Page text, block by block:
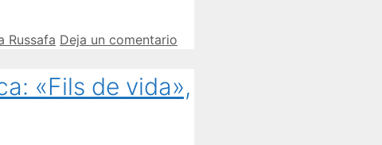
Russafa Deja un comentario
«Fils de vida»,